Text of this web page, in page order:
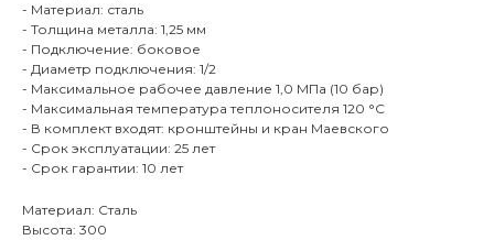
- Материал: сталь
- Толщина металла: 1,25 мм
- Подключение: боковое
- Диаметр подключения: 1/2
- Максимальное рабочее давление 1,0 МПа (10 бар)
- Максимальная температура теплоносителя 120 °С
- В комплект входят: кронштейны и кран Маевского
- Срок эксплуатации: 25 лет
- Срок гарантии: 10 лет
Материал: Сталь
Высота: 300